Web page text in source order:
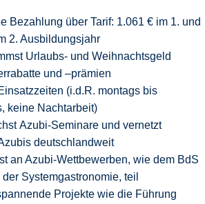
Bezahlung über Tarif: 1.061 € im 1. und
2. Ausbildungsjahr
Urlaubs- und Weihnachtsgeld
und –prämien
(i.d.R. montags bis
keine Nachtarbeit)
Azubi-Seminare und vernetzt
deutschlandweit
an Azubi-Wettbewerben, wie dem BdS
Systemgastronomie, teil
Projekte wie die Führung